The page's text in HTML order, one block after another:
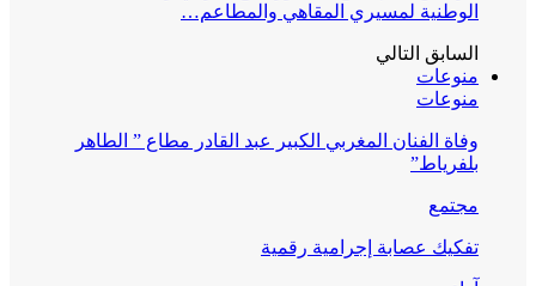
الوطنية لمسيري المقاهي والمطاعم…
السابق التالي
منوعات
منوعات
وفاة الفنان المغربي الكبير عبد القادر مطاع ” الطاهر
بلفرياط”
مجتمع
تفكيك عصابة إجرامية رقمية